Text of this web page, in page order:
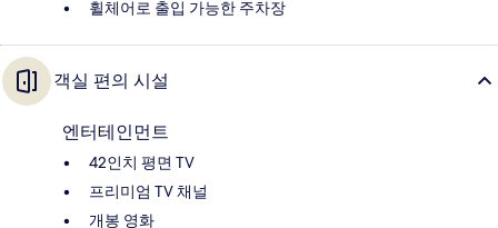
휠체어로 출입 가능한 주차장
객실 편의 시설
엔터테인먼트
42인치 평면 TV
프리미엄 TV 채널
개봉 영화